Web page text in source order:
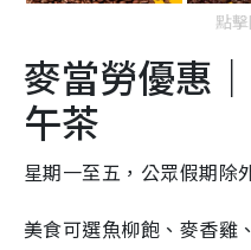
點
麥當勞優惠
午茶
星期一至五，公眾假期除
美食可選魚柳飽、麥香雞